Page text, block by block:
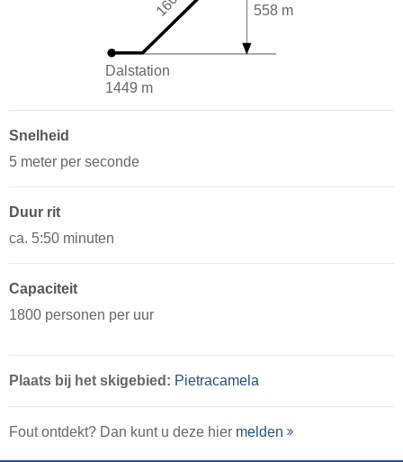
Dalstation
1449 m
558 m
Snelheid
5 meter per seconde
Duur rit
ca. 5:50 minuten
Capaciteit
1800 personen per uur
Plaats bij het skigebied: Pietracamela
Fout ontdekt? Dan kunt u deze hier melden